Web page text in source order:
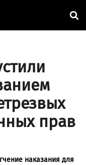
прав
наказания для